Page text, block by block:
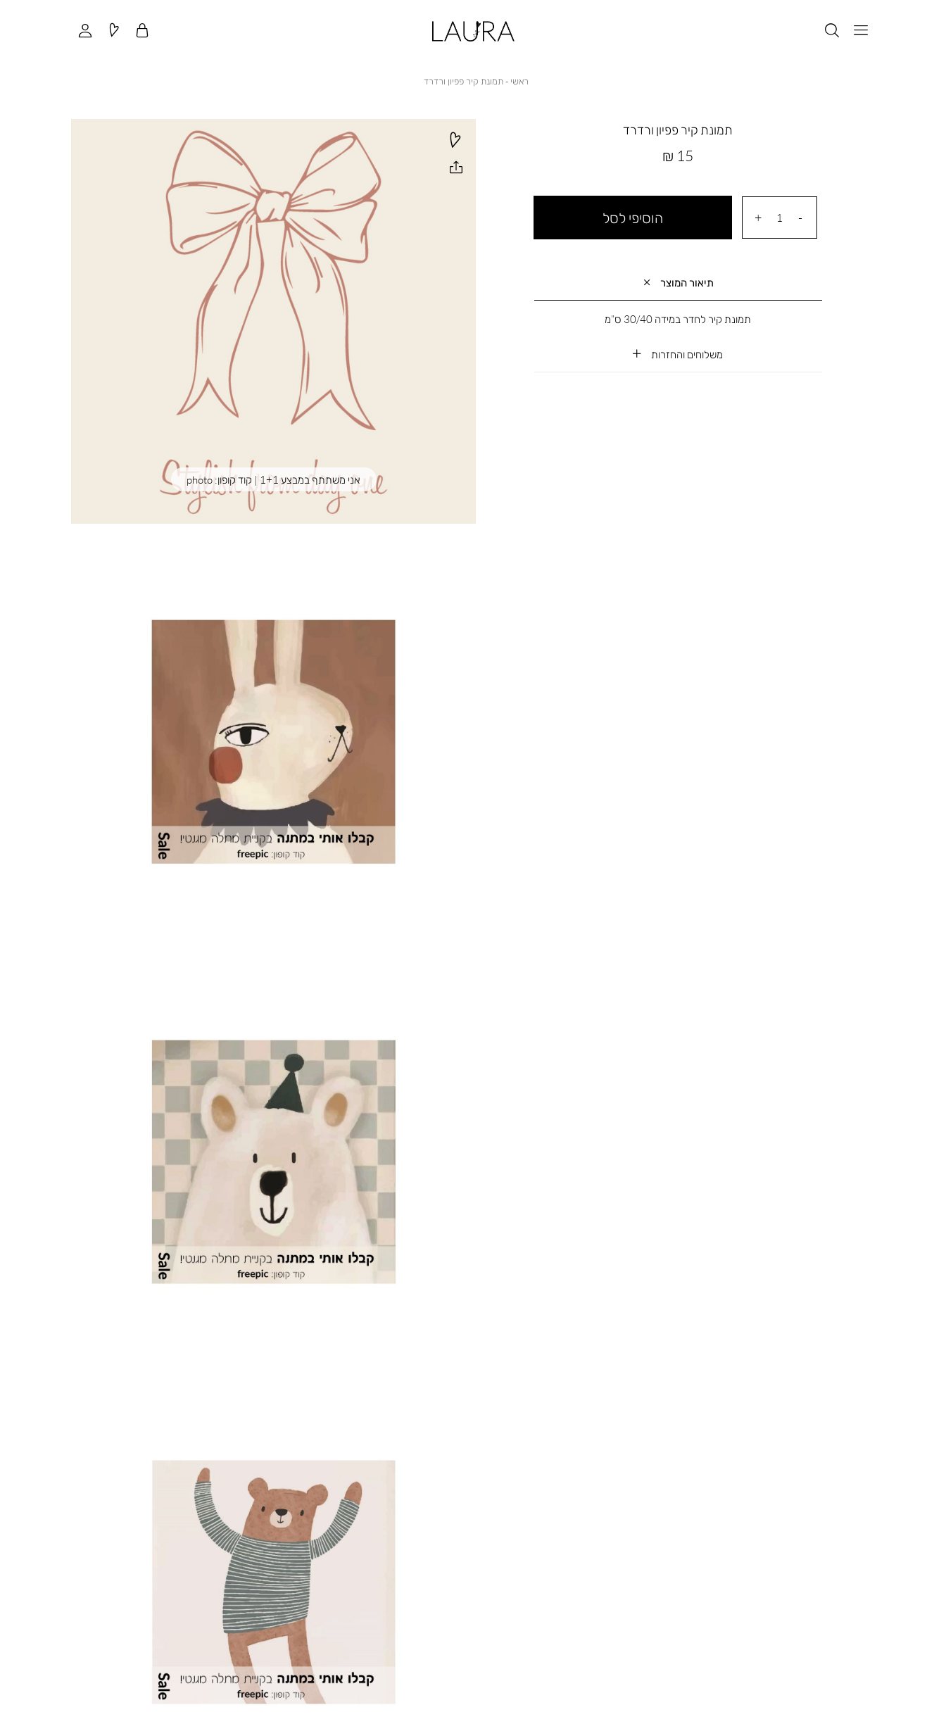
ראשי ראשי
תמונת קיר פפיון ורדרדתמונת
תמונת קיר פפיון ורדרד
מחיר
15 ₪
הוסיפי לסל
תיאור המוצר
משלוחים והחזרות
תמונת קיר לחדר במידה 30/40 ס”מ
אני משתתף במבצע 1+1 | קוד קופון: photo